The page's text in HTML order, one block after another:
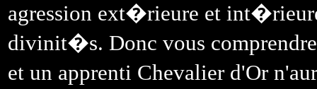
agression ext�rieure et
divinit�s. Donc vous
et un apprenti Chevalier d'Or